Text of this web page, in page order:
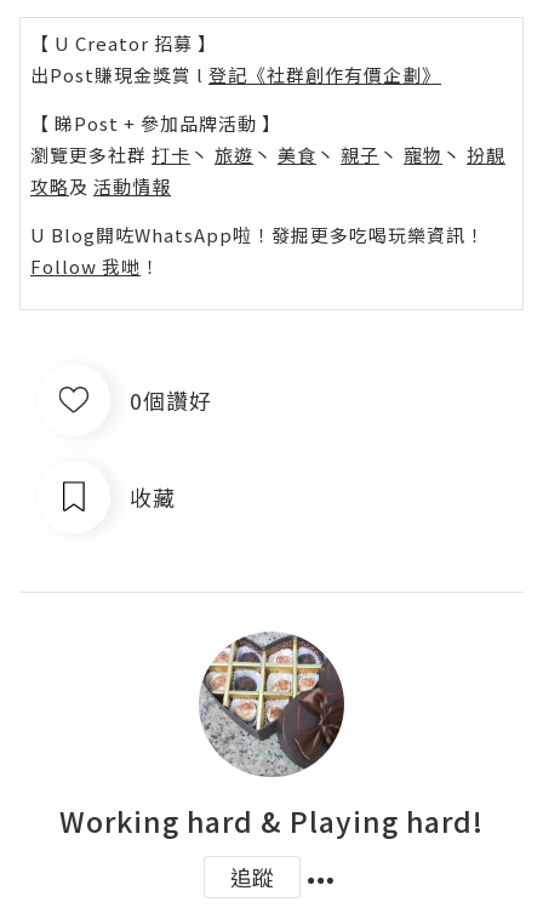
【 U Creator 招募 】
出Post賺現金獎賞 l 登記《社群創作有價企劃》
【 睇Post + 參加品牌活動 】
瀏覽更多社群 打卡 丶 旅遊 丶 美食 丶 親子 丶 寵物 丶 扮靚
攻略及 活動情報
U Blog開咗WhatsApp啦！發掘更多吃喝玩樂資訊！
Follow 我哋 ！
0個讚好
收藏
Working hard & Playing hard!
追蹤